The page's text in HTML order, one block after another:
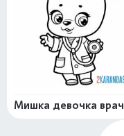
Мишка девочка врач